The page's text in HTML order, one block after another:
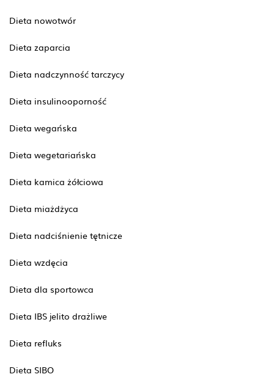
Dieta nowotwór
Dieta zaparcia
Dieta nadczynność tarczycy
Dieta insulinooporność
Dieta wegańska
Dieta wegetariańska
Dieta kamica żółciowa
Dieta miażdżyca
Dieta nadciśnienie tętnicze
Dieta wzdęcia
Dieta dla sportowca
Dieta IBS jelito drażliwe
Dieta refluks
Dieta SIBO